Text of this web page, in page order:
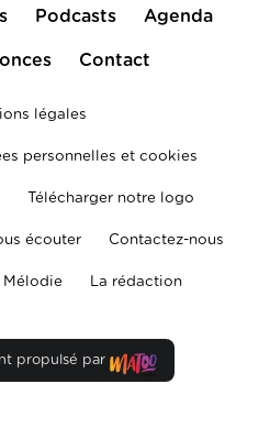
Podcasts Agenda
Contact
légales
personnelles et cookies
Télécharger notre logo
écouter Contactez-nous
Mélodie La rédaction
propulsé par